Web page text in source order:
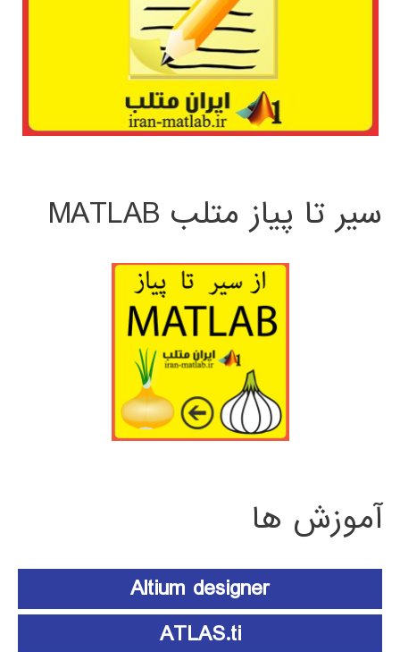
سیر تا پیاز متلب MATLAB
آموزش ها
Altium designer
ATLAS.ti